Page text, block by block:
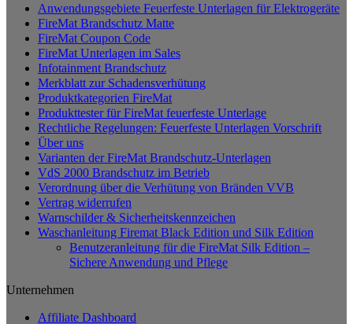
Anwendungsgebiete Feuerfeste Unterlagen für Elektrogeräte
FireMat Brandschutz Matte
FireMat Coupon Code
FireMat Unterlagen im Sales
Infotainment Brandschutz
Merkblatt zur Schadensverhütung
Produktkategorien FireMat
Produkttester für FireMat feuerfeste Unterlage
Rechtliche Regelungen: Feuerfeste Unterlagen Vorschrift
Über uns
Varianten der FireMat Brandschutz-Unterlagen
VdS 2000 Brandschutz im Betrieb
Verordnung über die Verhütung von Bränden VVB
Vertrag widerrufen
Warnschilder & Sicherheitskennzeichen
Waschanleitung Firemat Black Edition und Silk Edition
Benutzeranleitung für die FireMat Silk Edition –
Sichere Anwendung und Pflege
Unternehmen
Affiliate Dashboard